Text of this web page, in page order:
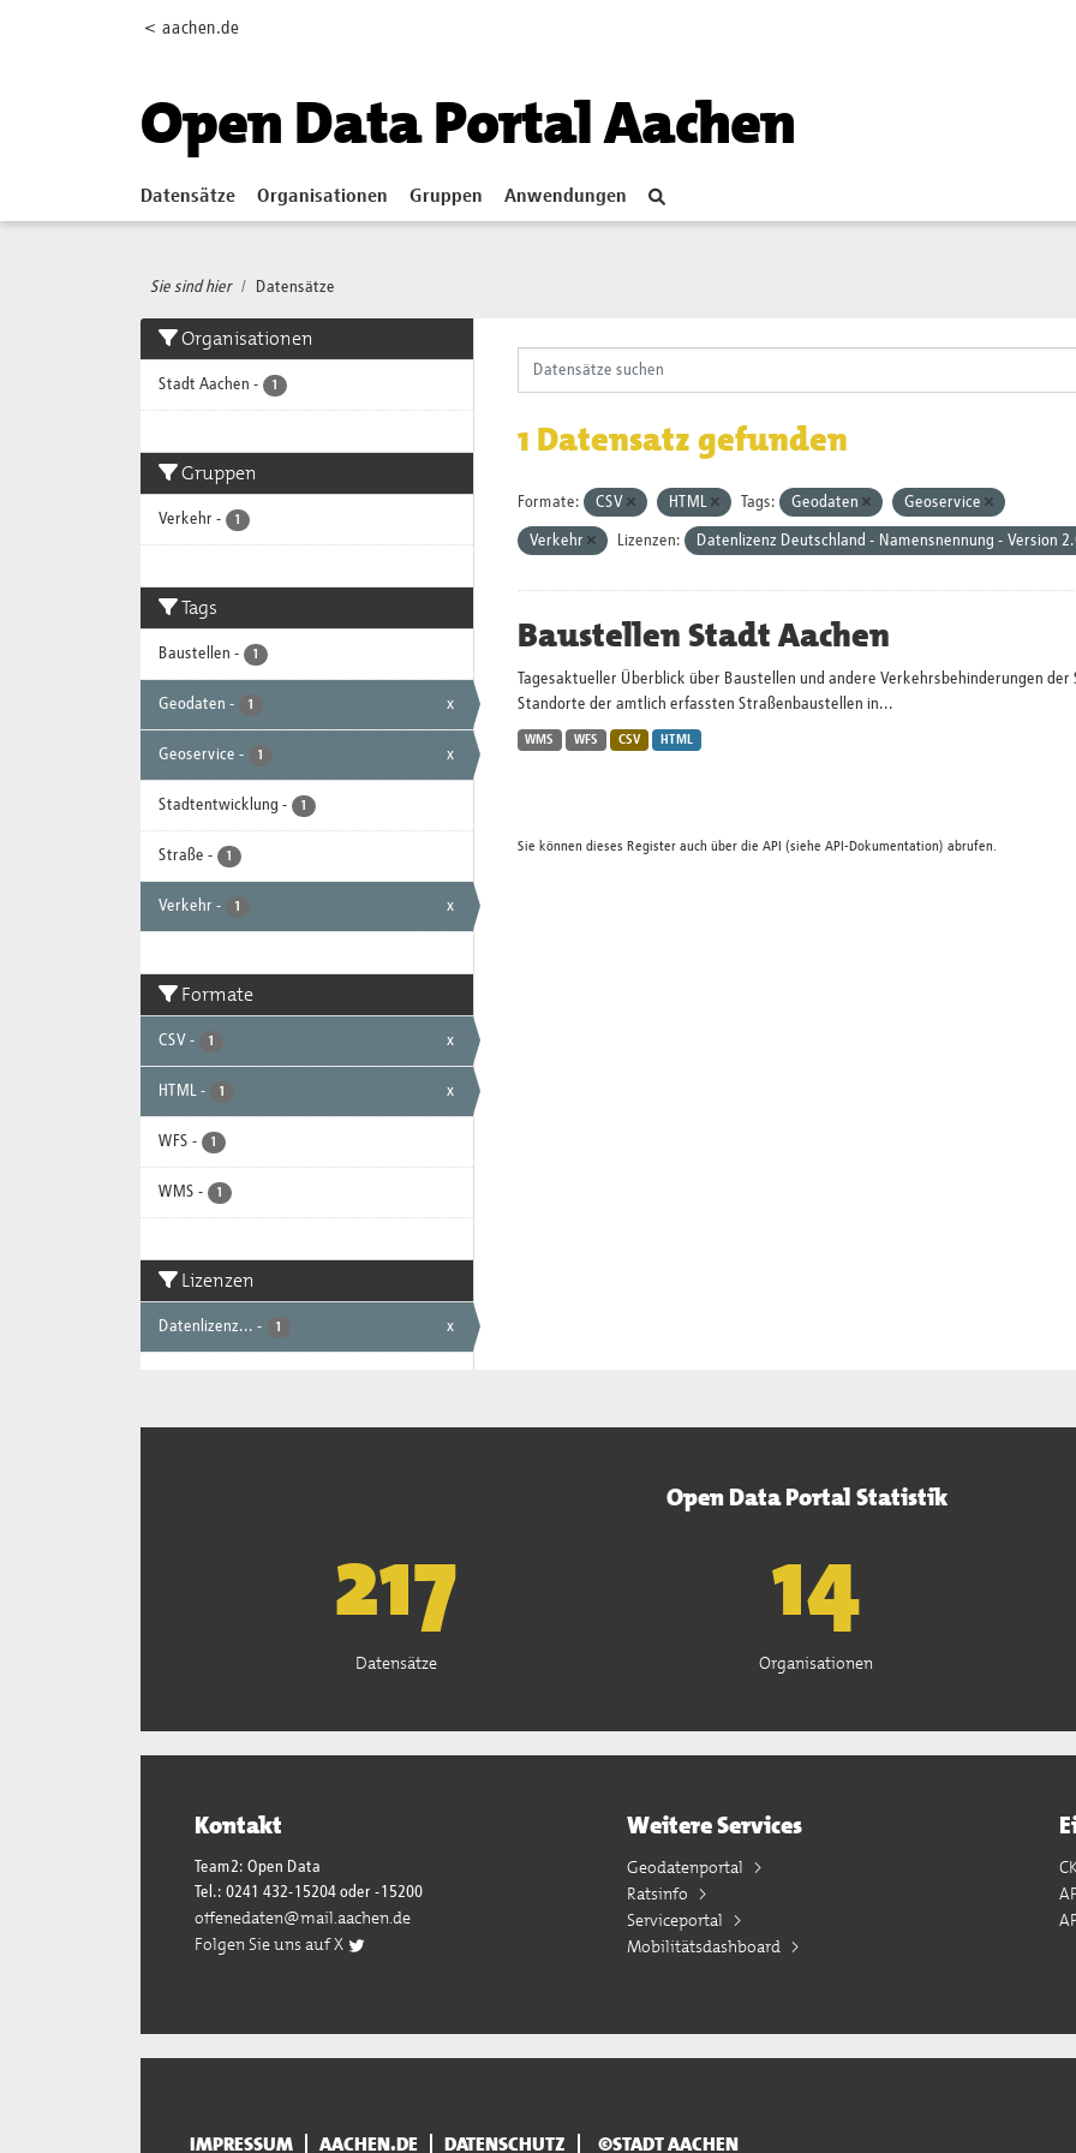
< aachen.de
Open Data Portal Aachen
Datensätze Organisationen Gruppen Anwendungen
Sie sind hier Datensätze
Organisationen
Stadt Aachen - 1
Gruppen
Verkehr - 1
Tags
Baustellen - 1
Geodaten - 1 x
Geoservice - 1 x
Stadtentwicklung - 1
Straße - 1
Verkehr - 1 x
Formate
CSV - 1 x
HTML - 1 x
WFS - 1
WMS - 1
Lizenzen
Datenlizenz... - 1 x
1 Datensatz gefunden
Formate: CSV HTML Tags: Geodaten Geoservice
Verkehr Lizenzen: Datenlizenz Deutschland - Namensnennung - Version
Baustellen Stadt Aachen
Tagesaktueller Überblick über Baustellen und andere Verkehrsbehinderungen
Standorte der amtlich erfassten Straßenbaustellen in...
WMS WFS CSV HTML
Sie können dieses Register auch über die API (siehe API-Dokumentation) abrufen.
Open Data Portal Statistik
220
Datensätze
15
Organisationen
Kontakt
Team2: Open Data
Tel.: 0241 432-15204 oder -15200
offenedaten@mail.aachen.de
Folgen Sie uns auf X
Weitere Services
Geodatenportal
Ratsinfo
Serviceportal
Mobilitätsdashboard
IMPRESSUM AACHEN.DE DATENSCHUTZ ©STADT AACHEN